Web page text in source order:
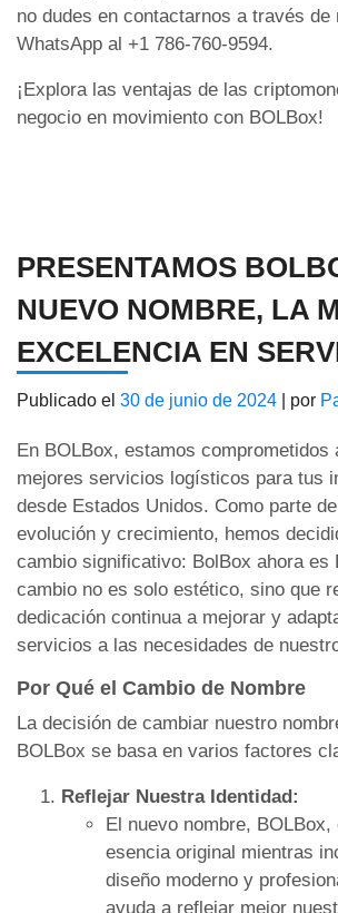
no dudes en contactarnos a través de
WhatsApp al +1 786-760-9594.
¡Explora las ventajas de las
negocio en movimiento con BOLBox!
PRESENTAMOS
NUEVO NOMBRE, LA
EXCELENCIA EN
Publicado el 30 de junio de 2024 por
En BOLBox, estamos comprometidos
mejores servicios logísticos para tus
desde Estados Unidos. Como parte
evolución y crecimiento, hemos
cambio significativo: BolBox ahora es
cambio no es solo estético, sino que
dedicación continua a mejorar y
servicios a las necesidades de
Por Qué el Cambio de Nombre
La decisión de cambiar nuestro
BOLBox se basa en varios factores
Reflejar Nuestra Identidad:
El nuevo nombre,
esencia original mientras
diseño moderno y
ayuda a reflejar mejor